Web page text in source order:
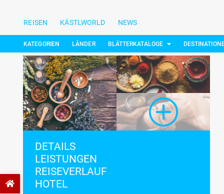
REISEN KÄSTLWORLD NEWS
KATEGORIEN LÄNDER BLÄTTERKATALOGE
DETAILS
LEISTUNGEN
REISEVERLAUF
HOTEL